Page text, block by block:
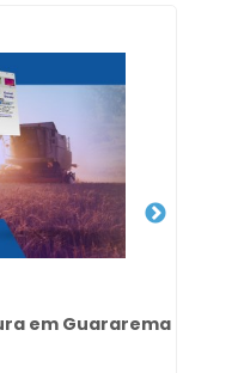
em Guararema